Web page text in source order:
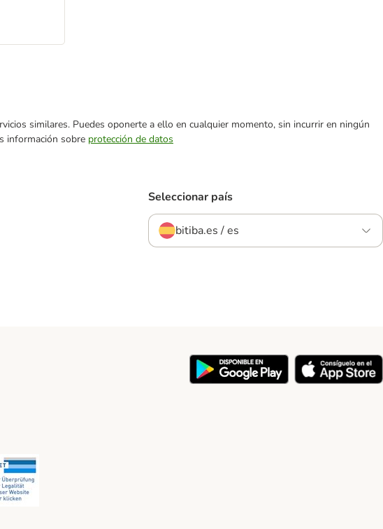
similares. Puedes oponerte a ello en cualquier momento, sin incurrir en ningún
información sobre protección de datos
Seleccionar país
bitiba.es / es